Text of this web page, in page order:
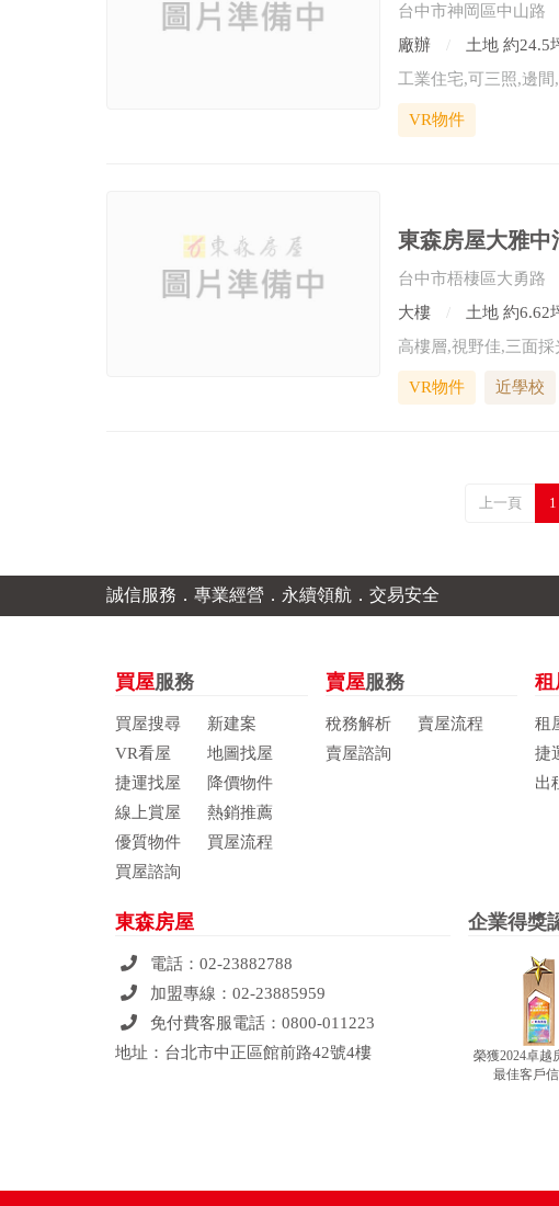
台中市神岡區中山路
廠辦
土地 約24.5
VR物件
東森房屋大雅中
台中市梧棲區大勇路
大樓
土地 約6.62
VR物件 近學校
上一頁 1
誠信服務．專業經營．永續領航．交易安全
買屋服務
買屋搜尋
新建案
VR看屋
地圖找屋
捷運找屋
降價物件
線上賞屋
熱銷推薦
優質物件
買屋流程
買屋諮詢
賣屋服務
稅務解析
賣屋流程
賣屋諮詢
租
租
捷
出
東森房屋
電話： 02-23882788
加盟專線： 02-23885959
免付費客服電話： 0800-011223
地址：台北市中正區館前路42號4樓
企業得獎
榮獲2024卓越
最佳客戶